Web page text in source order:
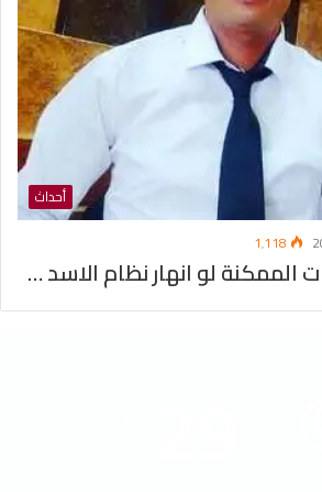
أحداث
1٬118
الممكنة لو انهار نظام الاسد …